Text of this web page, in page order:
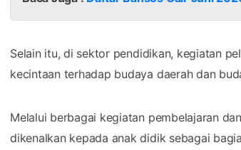
Selain itu, di sektor pendidikan, kegiatan
kecintaan terhadap budaya daerah dan
Melalui berbagai kegiatan pembelajaran
dikenalkan kepada anak didik sebagai